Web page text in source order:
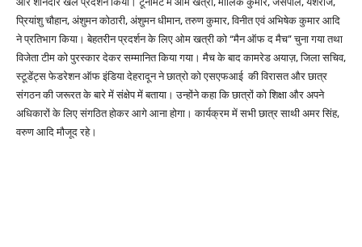
प्रियांशु चौहान, अंशुमन कोठारी, अंशुमन धीमान, तरुण कुमार, विनीत एवं अभिषेक कुमार आदि
ने प्रतिभाग किया। बेहतरीन प्रदर्शन के लिए ओम खत्री को “मैन ऑफ द मैच” चुना गया तथा
विजेता टीम को पुरस्कार देकर सम्मानित किया गया। मैच के बाद कामरेड अयाज़, जिला सचिव,
स्टूडेंट्स फेडरेशन ऑफ इंडिया देहरादून ने छात्रो को एसएफआई की विरासत और छात्र
संगठन की जरूरत के बारे में संक्षेप में बताया। उन्होंने कहा कि छात्रों को शिक्षा और अपने
अधिकारों के लिए संगठित होकर आगे आना होगा। कार्यक्रम में सभी छात्र साथी अमर सिंह,
वरुण आदि मौजूद रहे।